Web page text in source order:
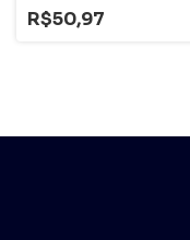
R$50,97